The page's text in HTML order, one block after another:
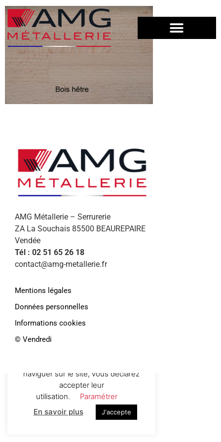
AMG Métallerie – Serrurerie
ZA La Souchais 85500 BEAUREPAIRE
Vendée
Tél : 02 51 65 26 18
contact@amg-metallerie.fr
Mentions légales
Données personnelles
Informations cookies
©️ Vendredi
Afin de vous proposer des services et
naviguer sur le site, vous déclarez
accepter leur
utilisation.
Paramétrer
En savoir plus
J'accepte